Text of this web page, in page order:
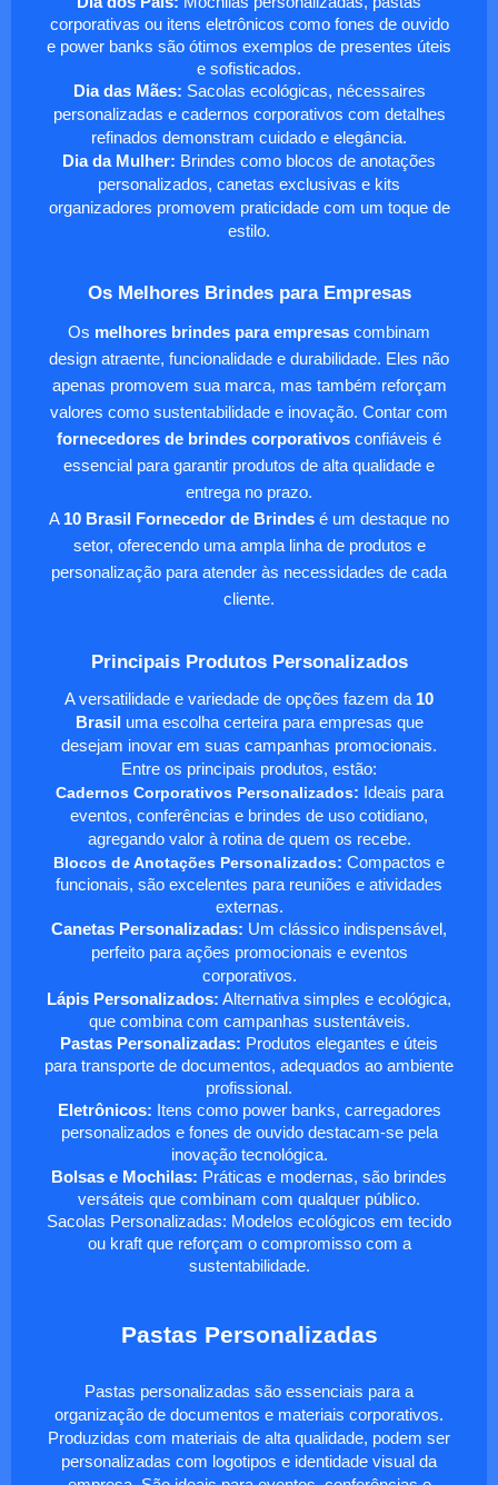
corporativas ou itens eletrônicos como fones de ouvido
e power banks são ótimos exemplos de presentes úteis
e sofisticados.
Dia das Mães: Sacolas ecológicas, nécessaires
personalizadas e cadernos corporativos com detalhes
refinados demonstram cuidado e elegância.
Dia da Mulher: Brindes como blocos de anotações
personalizados, canetas exclusivas e kits
organizadores promovem praticidade com um toque de
estilo.
Os Melhores Brindes para Empresas
Os melhores brindes para empresas combinam
design atraente, funcionalidade e durabilidade. Eles não
apenas promovem sua marca, mas também reforçam
valores como sustentabilidade e inovação. Contar com
fornecedores de brindes corporativos confiáveis é
essencial para garantir produtos de alta qualidade e
entrega no prazo.
A 10 Brasil Fornecedor de Brindes é um destaque no
setor, oferecendo uma ampla linha de produtos e
personalização para atender às necessidades de cada
cliente.
Principais Produtos Personalizados
A versatilidade e variedade de opções fazem da 10
Brasil uma escolha certeira para empresas que
desejam inovar em suas campanhas promocionais.
Entre os principais produtos, estão:
Cadernos Corporativos Personalizados: Ideais para
eventos, conferências e brindes de uso cotidiano,
agregando valor à rotina de quem os recebe.
Blocos de Anotações Personalizados: Compactos e
funcionais, são excelentes para reuniões e atividades
externas.
Canetas Personalizadas: Um clássico indispensável,
perfeito para ações promocionais e eventos
corporativos.
Lápis Personalizados: Alternativa simples e ecológica,
que combina com campanhas sustentáveis.
Pastas Personalizadas: Produtos elegantes e úteis
para transporte de documentos, adequados ao ambiente
profissional.
Eletrônicos: Itens como power banks, carregadores
personalizados e fones de ouvido destacam-se pela
inovação tecnológica.
Bolsas e Mochilas: Práticas e modernas, são brindes
versáteis que combinam com qualquer público.
Sacolas Personalizadas: Modelos ecológicos em tecido
ou kraft que reforçam o compromisso com a
sustentabilidade.
Pastas Personalizadas
Pastas personalizadas são essenciais para a
organização de documentos e materiais corporativos.
Produzidas com materiais de alta qualidade, podem ser
personalizadas com logotipos e identidade visual da